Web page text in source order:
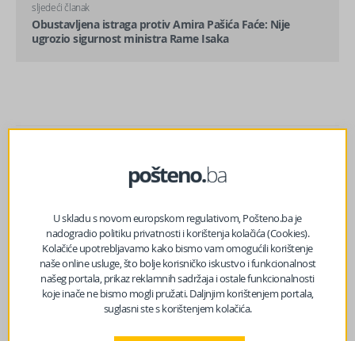
sljedeći članak
Obustavljena istraga protiv Amira Pašića Faće: Nije
ugrozio sigurnost ministra Rame Isaka
BIH
5
h
Gužve na granicama od ranog jutra: Duga
zadržavanja na izlazu iz BiH, evo gdje su najveće
kolone
BIH
Šta ulazak BiH u SEPA znači za građane: Uplate iz
dijaspore jeftinije za 94 posto
U skladu s novom europskom regulativom, Pošteno.ba je
nadogradio politiku privatnosti i korištenja kolačića (Cookies).
Kolačiće upotrebljavamo kako bismo vam omogućili korištenje
naše online usluge, što bolje korisničko iskustvo i funkcionalnost
našeg portala, prikaz reklamnih sadržaja i ostale funkcionalnosti
koje inače ne bismo mogli pružati. Daljnjim korištenjem portala,
suglasni ste s korištenjem kolačića.